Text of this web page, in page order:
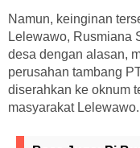
Namun, keinginan
Lelewawo, Rusmiana
desa dengan alasan,
perusahan tambang
diserahkan ke oknum
masyarakat Lelewawo.